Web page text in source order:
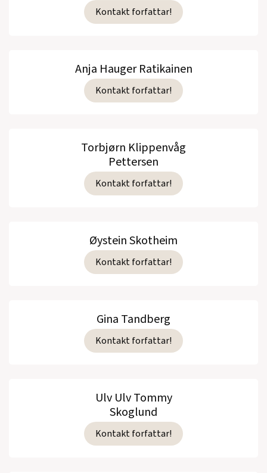
Kontakt forfattar!
Anja Hauger Ratikainen
Kontakt forfattar!
Torbjørn Klippenvåg
Pettersen
Kontakt forfattar!
Øystein Skotheim
Kontakt forfattar!
Gina Tandberg
Kontakt forfattar!
Ulv Ulv Tommy
Skoglund
Kontakt forfattar!